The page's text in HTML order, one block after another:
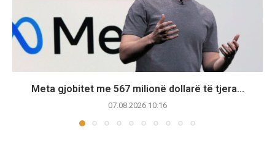
Meta gjobitet me 567 milionë dollarë të tjera...
07.08.2026 10:16